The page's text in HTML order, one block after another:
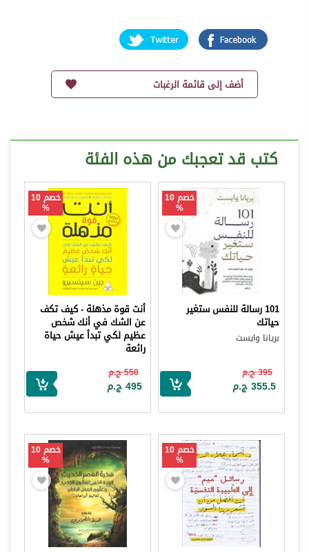
أضف إلى قائمة الرغبات
كتب قد تعجبك من هذه الفئة
خصم 10
%
101 رسالة للنفس ستغير
حياتك
بريانا وايست
395 ج.م
355.5 ج.م
خصم 10
%
أنت قوة مذهلة - كيف تكف
عن الشك في أنك شخص
عظيم لكي تبدأ عيش حياة
رائعة
550 ج.م
495 ج.م
خصم 10
%
خصم 10
%